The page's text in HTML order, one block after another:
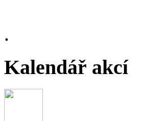
.
Kalendář akcí